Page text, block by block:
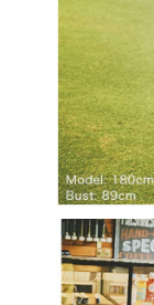
２．關於個人資料
https://aftee.tw/terms/
３．未成年的使用
「AFTEE先享後付
４．使用「AFTEE
時審查核予不同之上
請求用戶進行身份認
５．嚴禁一人註冊多
恩沛科技股份有限
免運費
離島宅配
免運費